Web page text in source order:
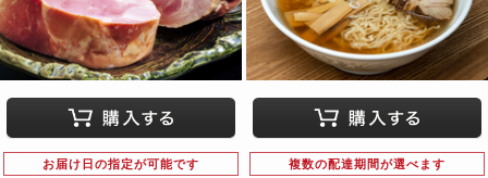
お届け日の指定が可能です 複数の配達期間が選べます